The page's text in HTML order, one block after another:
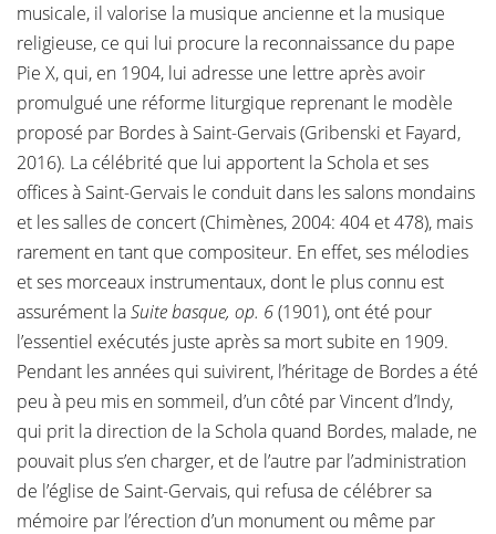
musicale, il valorise la musique ancienne et la musique
religieuse, ce qui lui procure la reconnaissance du pape
Pie X, qui, en 1904, lui adresse une lettre après avoir
promulgué une réforme liturgique reprenant le modèle
proposé par Bordes à Saint-Gervais (Gribenski et Fayard,
2016). La célébrité que lui apportent la Schola et ses
offices à Saint-Gervais le conduit dans les salons mondains
et les salles de concert (Chimènes, 2004: 404 et 478), mais
rarement en tant que compositeur. En effet, ses mélodies
et ses morceaux instrumentaux, dont le plus connu est
assurément laSuite basque, op. 6(1901), ont été pour
l’essentiel exécutés juste après sa mort subite en 1909.
Pendant les années qui suivirent, l’héritage de Bordes a été
peu à peu mis en sommeil, d’un côté par Vincent d’Indy,
qui prit la direction de la Schola quand Bordes, malade, ne
pouvait plus s’en charger, et de l’autre par l’administration
de l’église de Saint-Gervais, qui refusa de célébrer sa
mémoire par l’érection d’un monument ou même par